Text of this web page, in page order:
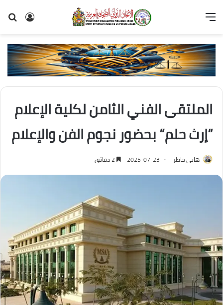
تسجيل
القائمة
الملتقى الفني الثامن لكلية الإعلام
“إرث حلم” بحضور نجوم الفن والإعلام
هانى خاطر 2025-07-23